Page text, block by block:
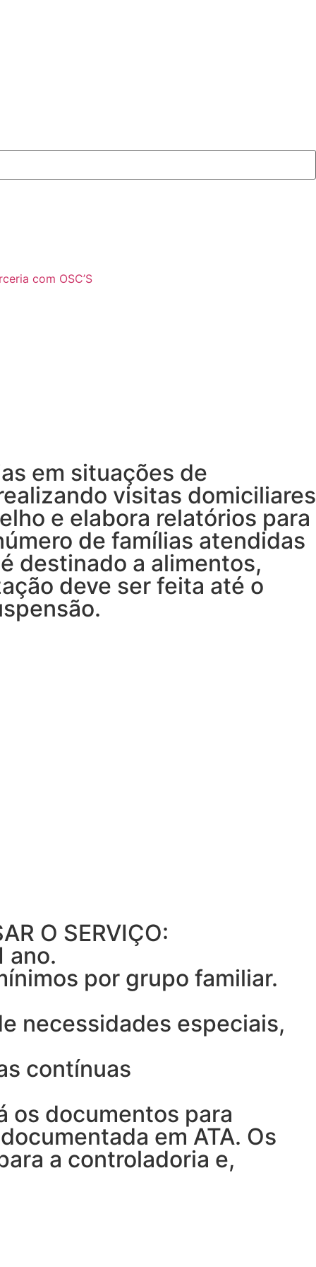
com OSC’S
em situações de
visitas domiciliares
e elabora relatórios para
de famílias atendidas
destinado a alimentos,
deve ser feita até o
O SERVIÇO:
ano.
por grupo familiar.
necessidades especiais,
contínuas
os documentos para
em ATA. Os
a controladoria e,